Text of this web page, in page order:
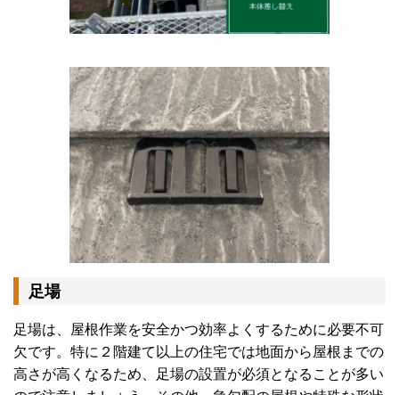
足場
足場は、屋根作業を安全かつ効率よくするために必要不可
欠です。特に２階建て以上の住宅では地面から屋根までの
高さが高くなるため、足場の設置が必須となることが多い